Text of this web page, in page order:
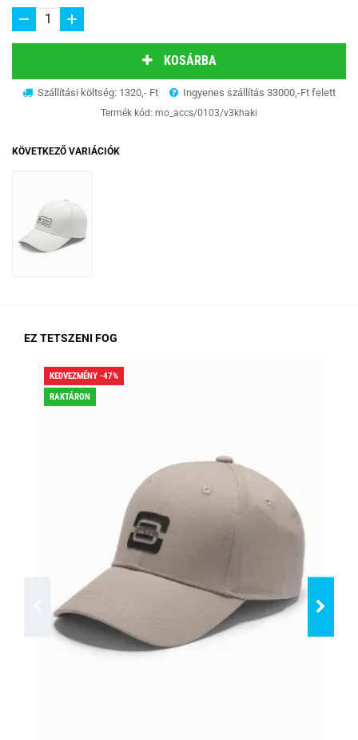
KOSÁRBA
Szállítási költség: 1320,- Ft Ingyenes szállítás 33000,-Ft felett
Termék kód: mo_accs/0103/v3khaki
KÖVETKEZŐ VARIÁCIÓK
EZ TETSZENI FOG
KEDVEZMÉNY -47%
RAKTÁRON